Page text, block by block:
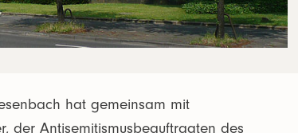
hat gemeinsam mit
der Antisemitismusbeauftragten des